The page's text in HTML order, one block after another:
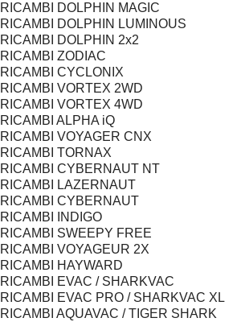
RICAMBI DOLPHIN MAGIC
RICAMBI DOLPHIN LUMINOUS
RICAMBI DOLPHIN 2x2
RICAMBI ZODIAC
RICAMBI CYCLONIX
RICAMBI VORTEX 2WD
RICAMBI VORTEX 4WD
RICAMBI ALPHA iQ
RICAMBI VOYAGER CNX
RICAMBI TORNAX
RICAMBI CYBERNAUT NT
RICAMBI LAZERNAUT
RICAMBI CYBERNAUT
RICAMBI INDIGO
RICAMBI SWEEPY FREE
RICAMBI VOYAGEUR 2X
RICAMBI HAYWARD
RICAMBI EVAC / SHARKVAC
RICAMBI EVAC PRO / SHARKVAC XL
RICAMBI AQUAVAC / TIGER SHARK